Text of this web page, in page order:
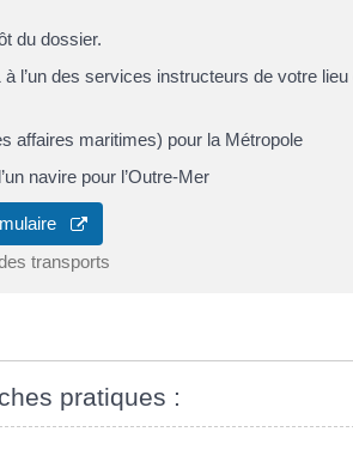
du dossier.
l’un des services instructeurs de votre lieu
affaires maritimes) pour la Métropole
navire pour l’Outre-Mer
transports
pratiques :